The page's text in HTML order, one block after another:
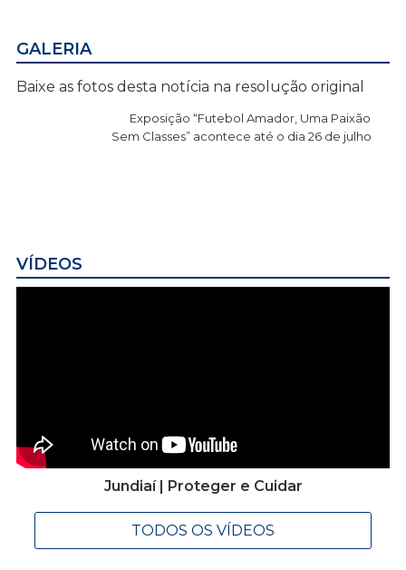
GALERIA
Baixe as fotos desta notícia na resolução original
Exposição “Futebol Amador, Uma Paixão
Sem Classes” acontece até o dia 26 de julho
VÍDEOS
Jundiaí | Proteger e Cuidar
TODOS OS VÍDEOS